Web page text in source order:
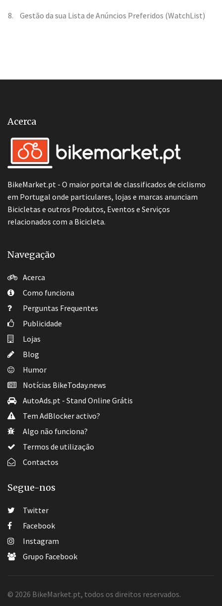
Gestão da sua Lista de Anúncios Preferidos (WatchList)
Acerca
BikeMarket.pt - O maior portal de classificados de ciclismo
em Portugal onde particulares, lojas e marcas anunciam
Bicicletas e outros Produtos, Eventos e Serviços
relacionados com a Bicicleta.
Navegação
Acerca
Como funciona
Perguntas Frequentes
Publicidade
Lojas
Blog
Humor
Notícias BikeToday.news
AutoAds.pt - Stand Online Grátis
Tem AdBlocker activo?
Algo não funciona?
Termos de utilização
Contactos
Segue-nos
Twitter
Facebook
Instagram
Grupo Facebook
© 2026 BikeMarket.pt, todos os direitos reservados.